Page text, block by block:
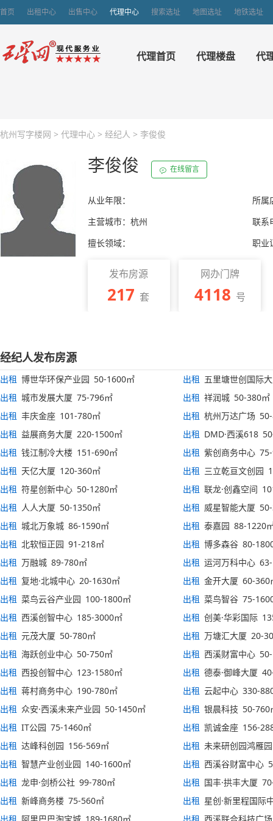
首页 出租中心 出售中心 代理中心 搜索选址 地图选址 地铁选址
代理首页 代理楼盘 代
杭州写字楼网 > 代理中心 > 经纪人 > 李俊俊
李俊俊 在线留言
从业年限：
所属
主营城市：杭州
联系
擅长领域：
职业
发布房源
217 套
网办门牌
4118 号
经纪人发布房源
出租 博世华环保产业园 50-1600㎡ 出租 五里塘世创国际
出租 城市发展大厦 75-796㎡ 出租 祥润城 50-380㎡
出租 丰庆金座 101-780㎡ 出租 杭州万达广场
出租 益展商务大厦 220-1500㎡ 出租 DMD·西溪618
出租 钱江制冷大楼 151-690㎡ 出租 紫创商务中心
出租 天亿大厦 120-360㎡ 出租 三立乾亘文创园
出租 符星创新中心 50-1280㎡ 出租 联龙·创鑫空间
出租 人人大厦 50-1350㎡ 出租 威星智能大厦
出租 城北万象城 86-1590㎡ 出租 泰嘉园 88-1220
出租 北软恒正园 91-218㎡ 出租 博多森谷 80-
出租 万融城 89-780㎡ 出租 运河万科中心
出租 复地·北城中心 20-1630㎡ 出租 金开大厦 60-360
出租 菜鸟云谷产业园 100-1800㎡ 出租 菜鸟智谷 75-
出租 西溪创智中心 185-3000㎡ 出租 创美·华彩国际
出租 元茂大厦 50-780㎡ 出租 万塘汇大厦 20-
出租 海跃创业中心 50-750㎡ 出租 西溪财富中心
出租 西投创智中心 123-1580㎡ 出租 德泰·御峰大厦
出租 蒋村商务中心 190-780㎡ 出租 云起中心 330-
出租 众安·西溪未来产业园 50-1450㎡ 出租 银晨科技 50-760
出租 IT公园 75-1460㎡ 出租 凯诚金座 156-
出租 达峰科创园 156-569㎡ 出租 未来研创园鸿雁
出租 智慧产业创业园 140-1600㎡ 出租 西溪谷财富中心
出租 龙申·剑桥公社 99-780㎡ 出租 国丰·拱丰大厦
出租 新峰商务楼 75-560㎡ 出租 星创·新里程国际